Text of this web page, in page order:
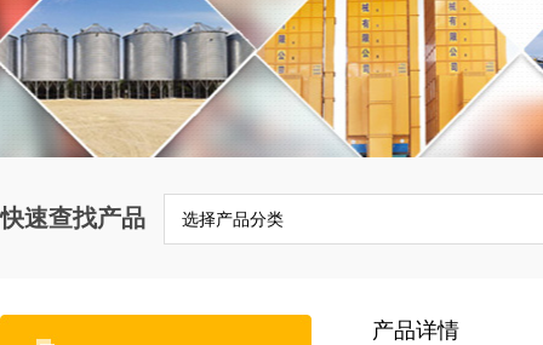
快速查找产品 选择产品分类
产品详情